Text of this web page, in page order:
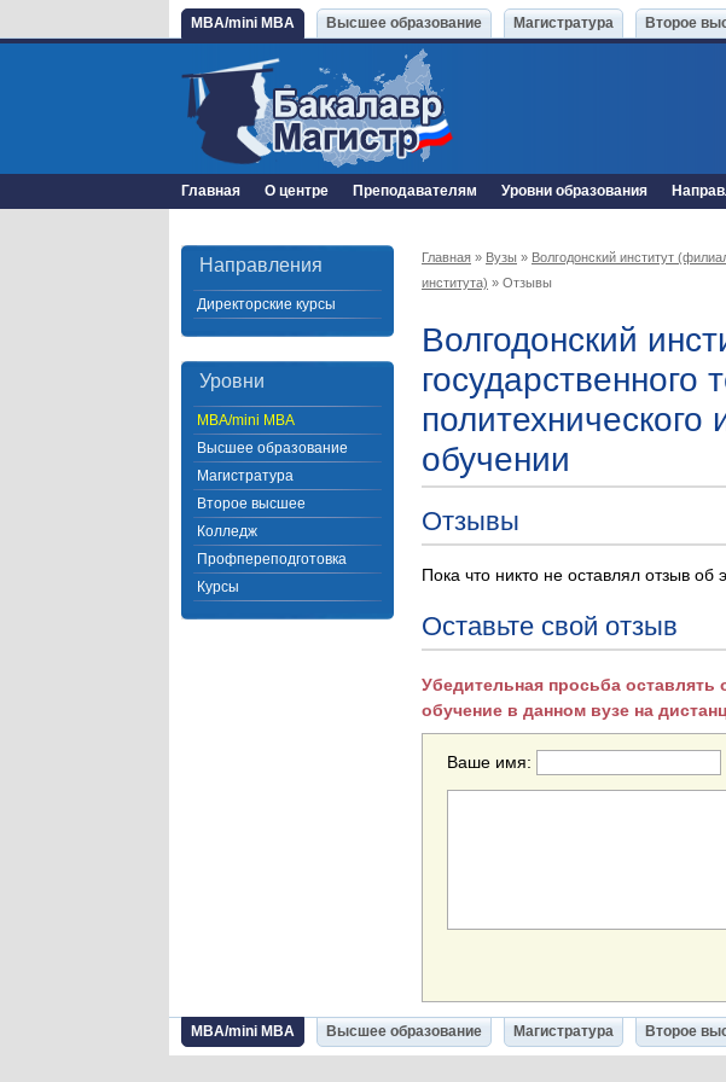
MBA/mini MBA Высшее образование Магистратура Второе
Главная О центре Преподавателям Уровни образования
Направления
Директорские курсы
Уровни
MBA/mini MBA
Высшее образование
Магистратура
Второе высшее
Колледж
Профпереподготовка
Курсы
Главная » Вузы » Волгодонский институт
института) » Отзывы
Волгодонский
государственного
обучении
Отзывы
Пока что никто не оставлял отзыв
Оставьте свой отзыв
Убедительная просьба
обучение в данном вузе на
Ваше имя:
MBA/mini MBA Высшее образование Магистратура Второе